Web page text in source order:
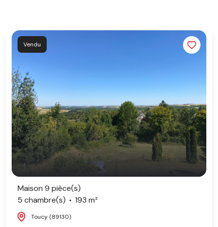
Vendu
Maison 9 pièce(s)
5 chambre(s)
193 m²
Toucy (89130)